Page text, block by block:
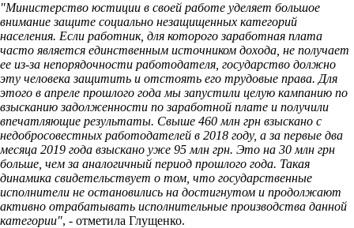
"Министерство юстиции в своей работе уделяет большое
внимание защите социально незащищенных категорий
населения. Если работник, для которого заработная плата
часто является единственным источником дохода, не получает
ее из-за непорядочности работодателя, государство должно
эту человека защитить и отстоять его трудовые права. Для
этого в апреле прошлого года мы запустили целую кампанию по
взысканию задолженности по заработной плате и получили
впечатляющие результаты. Свыше 460 млн грн взыскано с
недобросовестных работодателей в 2018 году, а за первые два
месяца 2019 года взыскано уже 95 млн грн. Это на 30 млн грн
больше, чем за аналогичный период прошлого года. Такая
динамика свидетельствует о том, что государственные
исполнители не остановились на достигнутом и продолжают
активно отрабатывать исполнительные производства данной
категории", - отметила Глущенко.